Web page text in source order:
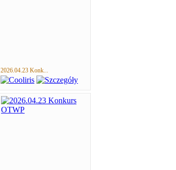
2026.04.23 Konk...